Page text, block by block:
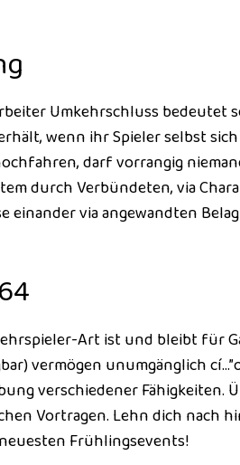
Umkehrschluss bedeutet
wenn ihr Spieler selbst
darf vorrangig
durch Verbündeten, via
einander via angewandten
Art ist und bleibt für
vermögen unumgänglich
verschiedener Fähigkeiten.
Vortragen. Lehn dich nach
Frühlingsevents!